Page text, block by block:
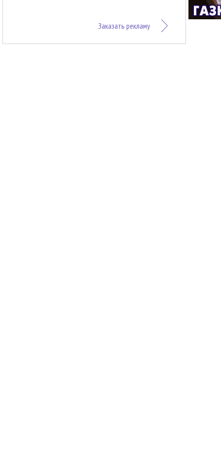
Заказать рекламу